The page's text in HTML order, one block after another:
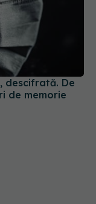
descifrată. De
de memorie